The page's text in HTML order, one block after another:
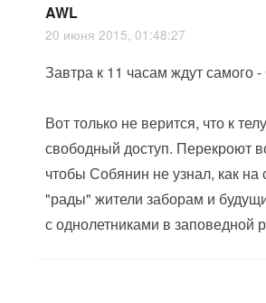
AWL
20 июня 2015, 01:48:27
Завтра к 11 часам ждут самого
Вот только не верится, что к
свободный доступ. Перекроют
чтобы Собянин не узнал, как
"рады" жители заборам и
с однолетниками в заповедной